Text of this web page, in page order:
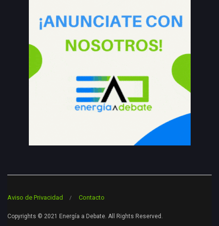
Aviso de Privacidad Contacto
Copyrights © 2021 Energía a Debate. All Rights Reserved.